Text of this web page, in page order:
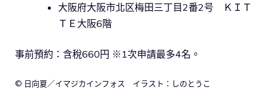
大阪府大阪市北区梅田三丁目2番2号 ＫＩＴ
ＴＥ大阪6階
事前預約：含稅660円 ※1次申請最多4名。
© 日向夏／イマジカインフォス イラスト：しのとうこ